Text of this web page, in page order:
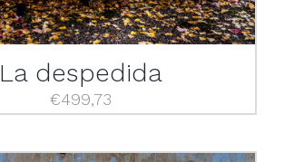
La despedida
€499,73